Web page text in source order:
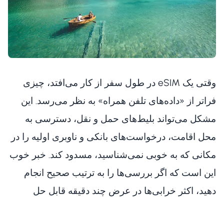
وقتی یک eSIM در طول سفر از کار می‌افتد، چیزی
فراتر از «داده‌های تلفن همراه» به نظر می‌رسد. این
مشکل می‌تواند بلیط‌های حمل و نقل، دسترسی به
محل اقامت، درخواست‌های بانکی و ناوبری اولیه را در
مکانی که به خوبی نمی‌شناسید، مسدود کند. خبر خوب
این است که اگر بررسی‌ها را به ترتیب صحیح انجام
دهید، اکثر خرابی‌ها در عرض چند دقیقه قابل حل